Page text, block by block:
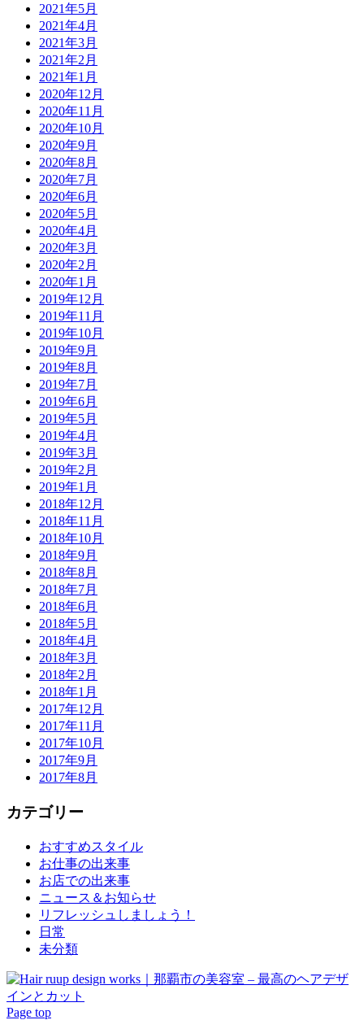
2021年5月
2021年4月
2021年3月
2021年2月
2021年1月
2020年12月
2020年11月
2020年10月
2020年9月
2020年8月
2020年7月
2020年6月
2020年5月
2020年4月
2020年3月
2020年2月
2020年1月
2019年12月
2019年11月
2019年10月
2019年9月
2019年8月
2019年7月
2019年6月
2019年5月
2019年4月
2019年3月
2019年2月
2019年1月
2018年12月
2018年11月
2018年10月
2018年9月
2018年8月
2018年7月
2018年6月
2018年5月
2018年4月
2018年3月
2018年2月
2018年1月
2017年12月
2017年11月
2017年10月
2017年9月
2017年8月
カテゴリー
おすすめスタイル
お仕事の出来事
お店での出来事
ニュース＆お知らせ
リフレッシュしましょう！
日常
未分類
Page top